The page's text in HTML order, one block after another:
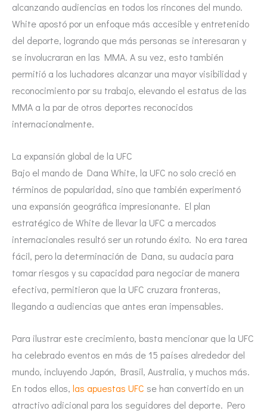
alcanzando audiencias en todos los rincones del mundo.
White apostó por un enfoque más accesible y entretenido
del deporte, logrando que más personas se interesaran y
se involucraran en las MMA. A su vez, esto también
permitió a los luchadores alcanzar una mayor visibilidad y
reconocimiento por su trabajo, elevando el estatus de las
MMA a la par de otros deportes reconocidos
internacionalmente.
La expansión global de la UFC
Bajo el mando de Dana White, la UFC no solo creció en
términos de popularidad, sino que también experimentó
una expansión geográfica impresionante. El plan
estratégico de White de llevar la UFC a mercados
internacionales resultó ser un rotundo éxito. No era tarea
fácil, pero la determinación de Dana, su audacia para
tomar riesgos y su capacidad para negociar de manera
efectiva, permitieron que la UFC cruzara fronteras,
llegando a audiencias que antes eran impensables.
Para ilustrar este crecimiento, basta mencionar que la UFC
ha celebrado eventos en más de 15 países alrededor del
mundo, incluyendo Japón, Brasil, Australia, y muchos más.
En todos ellos, las apuestas UFC se han convertido en un
atractivo adicional para los seguidores del deporte. Pero